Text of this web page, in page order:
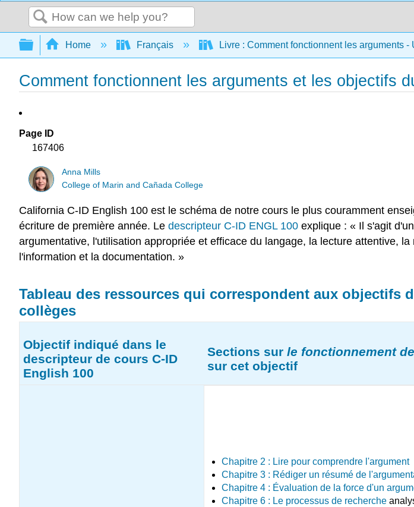
Search
Expand/collapse global hierarchy
Home Français Livre : Comment fonctionnent les arguments
Comment fonctionnent les arguments et les objectifs
Page ID
167406
Anna Mills
College of Marin and Cañada College
California C-ID English 100 est le schéma de notre cours le plus couramment
écriture de première année. Le descripteur C-ID ENGL 100 explique : « Il s'agit
argumentative, l'utilisation appropriée et efficace du langage, la lecture attentive,
l'information et la documentation. »
Tableau des ressources qui correspondent aux
collèges
Objectif indiqué dans le
descripteur de cours C-ID
English 100
Sections surle fonctionnement
sur cet objectif
Chapitre 2 : Lire pour comprendre l'argument
Chapitre 3 : Rédiger un résumé de
Chapitre 4 : Évaluation de la force d'un
Chapitre 6 : Le processus de recherche